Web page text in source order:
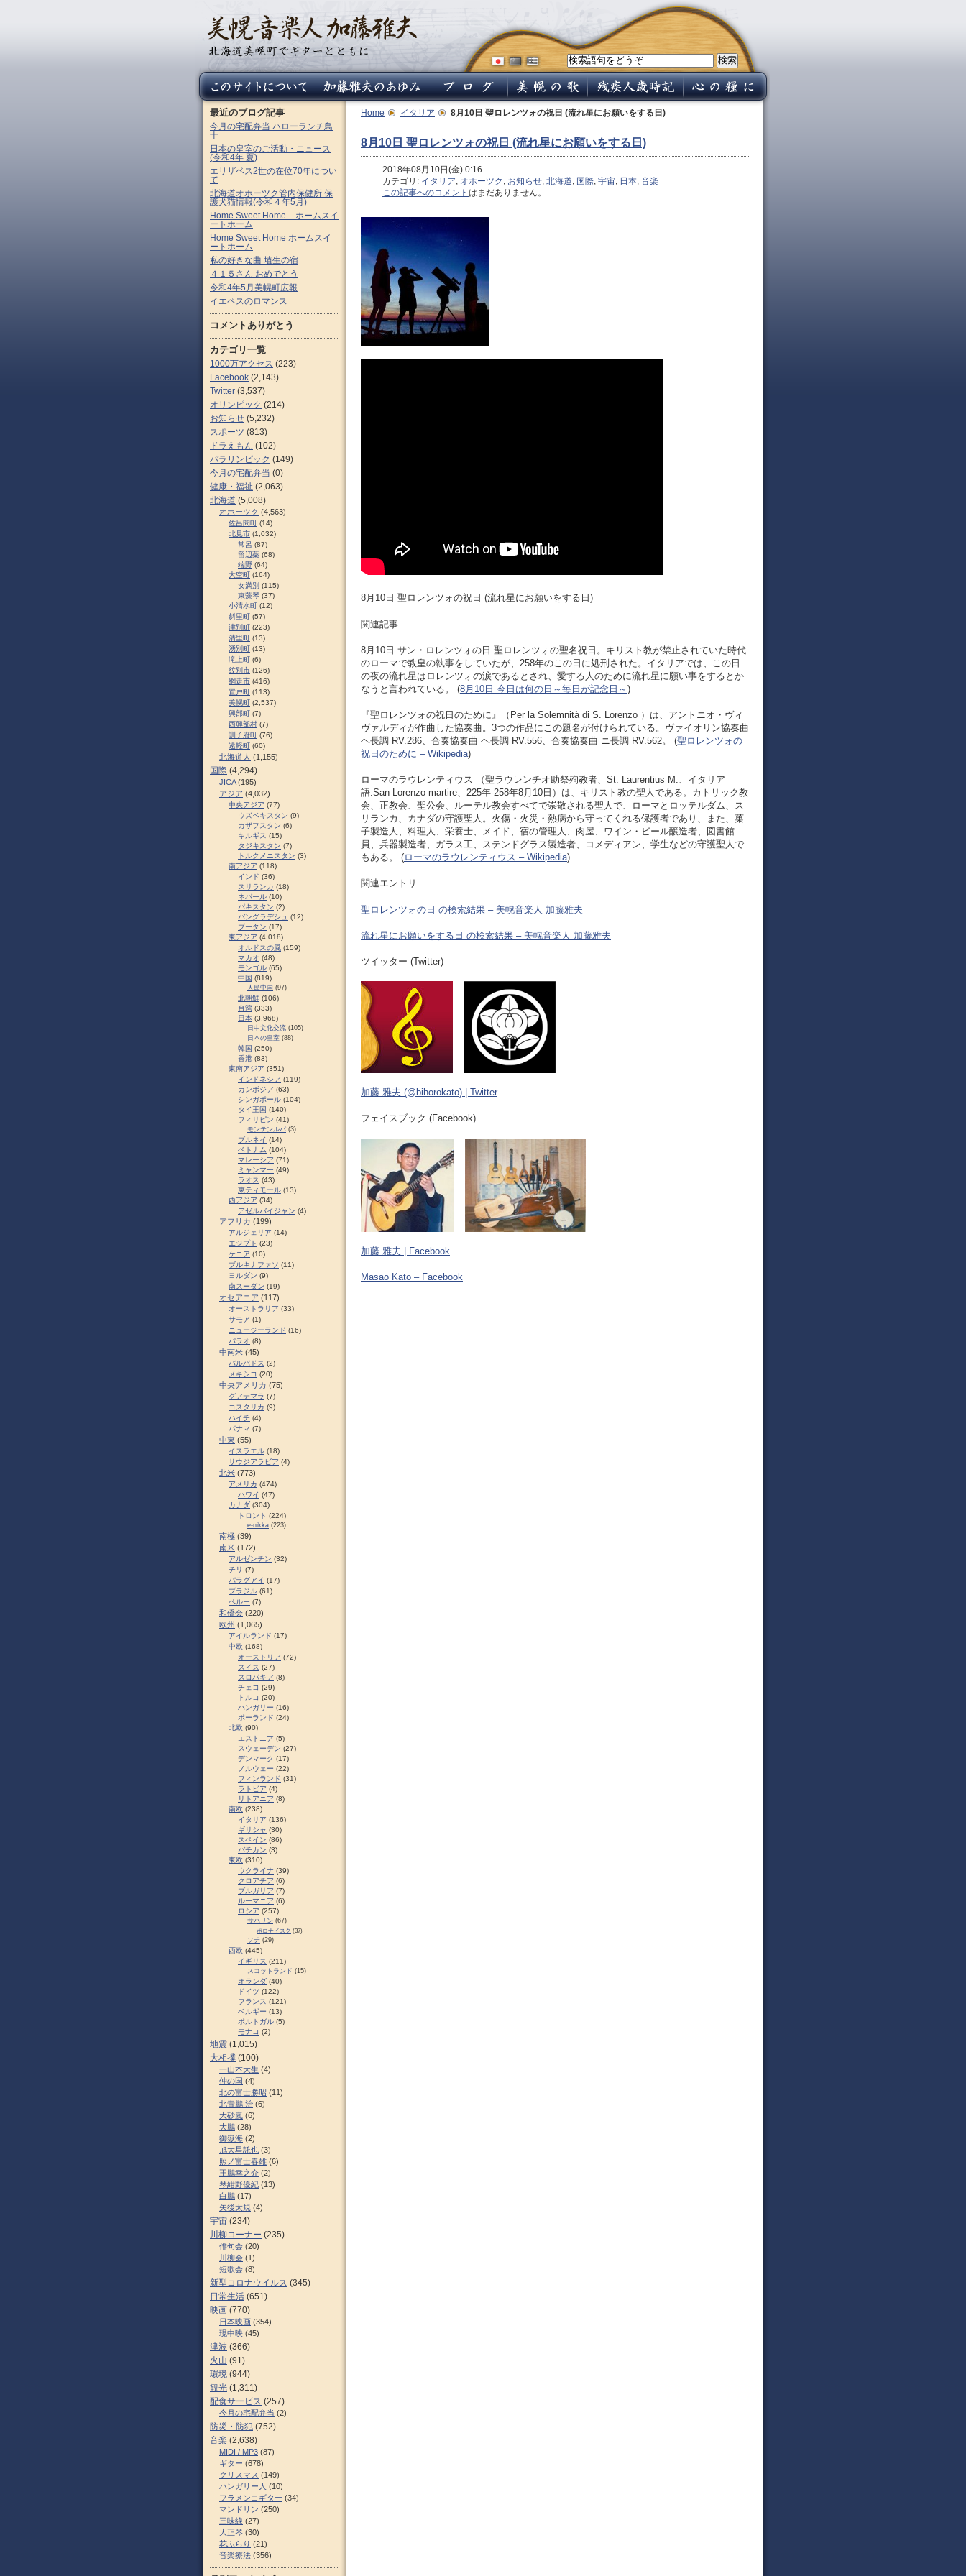
Home イタリア 8月10日 聖ロレンツォの祝日 (流れ星にお願いをする日)
8月10日 聖ロレンツォの祝日 (流れ星にお願いをする日)
2018年08月10日(金) 0:16
カテゴリ: イタリア, オホーツク , お知らせ, 北海道, 国際, 宇宙, 日本, 音楽
この記事へのコメント はまだありません。
8月10日 聖ロレンツォの祝日 (流れ星にお願いをする日)
関連記事
8月10日 サン・ロレンツォの日 聖ロレンツォの聖名祝日。キリスト教が禁止されていた時代
のローマで教皇の執事をしていたが、258年のこの日に処刑された。イタリアでは、この日
の夜の流れ星はロレンツォの涙であるとされ、愛する人のために流れ星に願い事をするとか
なうと言われている。 (8月10日 今日は何の日～毎日が記念日～ )
『聖ロレンツォの祝日のために』（Per la Solemnità di S. Lorenzo ）は、アントニオ・ヴィ
ヴァルディが作曲した協奏曲。3つの作品にこの題名が付けられている。ヴァイオリン協奏曲
ヘ長調 RV.286、合奏協奏曲 ヘ長調 RV.556、合奏協奏曲 ニ長調 RV.562。 (聖ロレンツォの
祝日のために – Wikipedia)
ローマのラウレンティウス （聖ラウレンチオ助祭殉教者、St. Laurentius M.、イタリア
語:San Lorenzo martire、225年-258年8月10日）は、キリスト教の聖人である。カトリック教
会、正教会、聖公会、ルーテル教会すべてで崇敬される聖人で、ローマとロッテルダム、ス
リランカ、カナダの守護聖人。火傷・火災・熱病から守ってくれる保護者であり、また、菓
子製造人、料理人、栄養士、メイド、宿の管理人、肉屋、ワイン・ビール醸造者、図書館
員、兵器製造者、ガラス工、ステンドグラス製造者、コメディアン、学生などの守護聖人で
もある。 (ローマのラウレンティウス – Wikipedia)
関連エントリ
聖ロレンツォの日 の検索結果 – 美幌音楽人 加藤雅夫
流れ星にお願いをする日 の検索結果 – 美幌音楽人 加藤雅夫
ツイッター (Twitter)
加藤 雅夫 (@bihorokato) | Twitter
フェイスブック (Facebook)
加藤 雅夫 | Facebook
Masao Kato – Facebook
最近のブログ記事
今月の宅配弁当 ハローランチ鳥
十
日本の皇室のご活動・ニュース
(令和4年 夏)
エリザベス2世の在位70年につい
て
北海道オホーツク管内保健所 保
護犬猫情報(令和４年5月)
Home Sweet Home – ホームスイ
ートホーム
Home Sweet Home ホームスイ
ートホーム
私の好きな曲 埴生の宿
４１５さん おめでとう
令和4年5月美幌町広報
イエペスのロマンス
コメントありがとう
カテゴリ一覧
1000万アクセス (223)
Facebook (2,143)
Twitter (3,537)
オリンピック (214)
お知らせ (5,232)
スポーツ (813)
ドラえもん (102)
パラリンピック (149)
今月の宅配弁当 (0)
健康・福祉 (2,063)
北海道 (5,008)
オホーツク (4,563)
佐呂間町 (14)
北見市 (1,032)
常呂 (87)
留辺蘂 (68)
端野 (64)
大空町 (164)
女満別 (115)
東藻琴 (37)
小清水町 (12)
斜里町 (57)
津別町 (223)
清里町 (13)
湧別町 (13)
滝上町 (6)
紋別市 (126)
網走市 (416)
置戸町 (113)
美幌町 (2,537)
興部町 (7)
西興部村 (7)
訓子府町 (76)
遠軽町 (60)
北海道人 (1,155)
国際 (4,294)
JICA(195)
アジア (4,032)
中央アジア (77)
ウズベキスタン (9)
カザフスタン (6)
キルギス (15)
タジキスタン (7)
トルクメニスタン (3)
南アジア (118)
インド (36)
スリランカ (18)
ネパール (10)
パキスタン (2)
バングラデシュ (12)
ブータン (17)
東アジア (4,018)
オルドスの風 (159)
マカオ (48)
モンゴル (65)
中国 (819)
人民中国 (97)
北朝鮮 (106)
台湾 (333)
日本 (3,968)
日中文化交流 (105)
日本の皇室 (88)
韓国 (250)
香港 (83)
東南アジア (351)
インドネシア (119)
カンボジア (63)
シンガポール (104)
タイ王国 (140)
フィリピン (41)
モンテンルパ (3)
ブルネイ (14)
ベトナム (104)
マレーシア (71)
ミャンマー (49)
ラオス (43)
東ティモール (13)
西アジア (34)
アゼルバイジャン (4)
アフリカ (199)
アルジェリア (14)
エジプト (23)
ケニア (10)
ブルキナファソ (11)
ヨルダン (9)
南スーダン (19)
オセアニア (117)
オーストラリア (33)
サモア (1)
ニュージーランド (16)
パラオ (8)
中南米 (45)
バルバドス (2)
メキシコ (20)
中央アメリカ (75)
グアテマラ (7)
コスタリカ (9)
ハイチ (4)
パナマ (7)
中東 (55)
イスラエル (18)
サウジアラビア (4)
北米 (773)
アメリカ (474)
ハワイ (47)
カナダ (304)
トロント (224)
e-nikka (223)
南極 (39)
南米 (172)
アルゼンチン (32)
チリ (7)
パラグアイ (17)
ブラジル (61)
ペルー (7)
和僑会 (220)
欧州 (1,065)
アイルランド (17)
中欧 (168)
オーストリア (72)
スイス (27)
スロパキア (8)
チェコ (29)
トルコ (20)
ハンガリー (16)
ポーランド (24)
北欧 (90)
エストニア (5)
スウェーデン (27)
デンマーク (17)
ノルウェー (22)
フィンランド (31)
ラトビア (4)
リトアニア (8)
南欧 (238)
イタリア (136)
ギリシャ (30)
スペイン (86)
バチカン (3)
東欧 (310)
ウクライナ (39)
クロアチア (6)
ブルガリア (7)
ルーマニア (6)
ロシア (257)
サハリン (67)
ポロナイスク (37)
ソチ (29)
西欧 (445)
イギリス (211)
スコットランド (15)
オランダ (40)
ドイツ (122)
フランス (121)
ベルギー (13)
ポルトガル (5)
モナコ (2)
地震 (1,015)
大相撲 (100)
一山本大生 (4)
仲の国 (4)
北の富士勝昭 (11)
北青鵬 治 (6)
大砂嵐 (6)
大鵬 (28)
御嶽海 (2)
旭大星託也 (3)
照ノ富士春雄 (6)
王鵬幸之介 (2)
琴紺野優紀 (13)
白鵬 (17)
矢後太規 (4)
宇宙 (234)
川柳コーナー (235)
俳句会 (20)
川柳会 (1)
短歌会 (8)
新型コロナウイルス (345)
日常生活 (651)
映画 (770)
日本映画 (354)
現中映 (45)
津波 (366)
火山 (91)
環境 (944)
観光 (1,311)
配食サービス (257)
今月の宅配弁当 (2)
防災・防犯 (752)
音楽 (2,638)
MIDI / MP3 (87)
ギター (678)
クリスマス (149)
ハンガリー人 (10)
フラメンコギター (34)
マンドリン (250)
三味線 (27)
大正琴 (30)
花ふらり (21)
音楽療法 (356)